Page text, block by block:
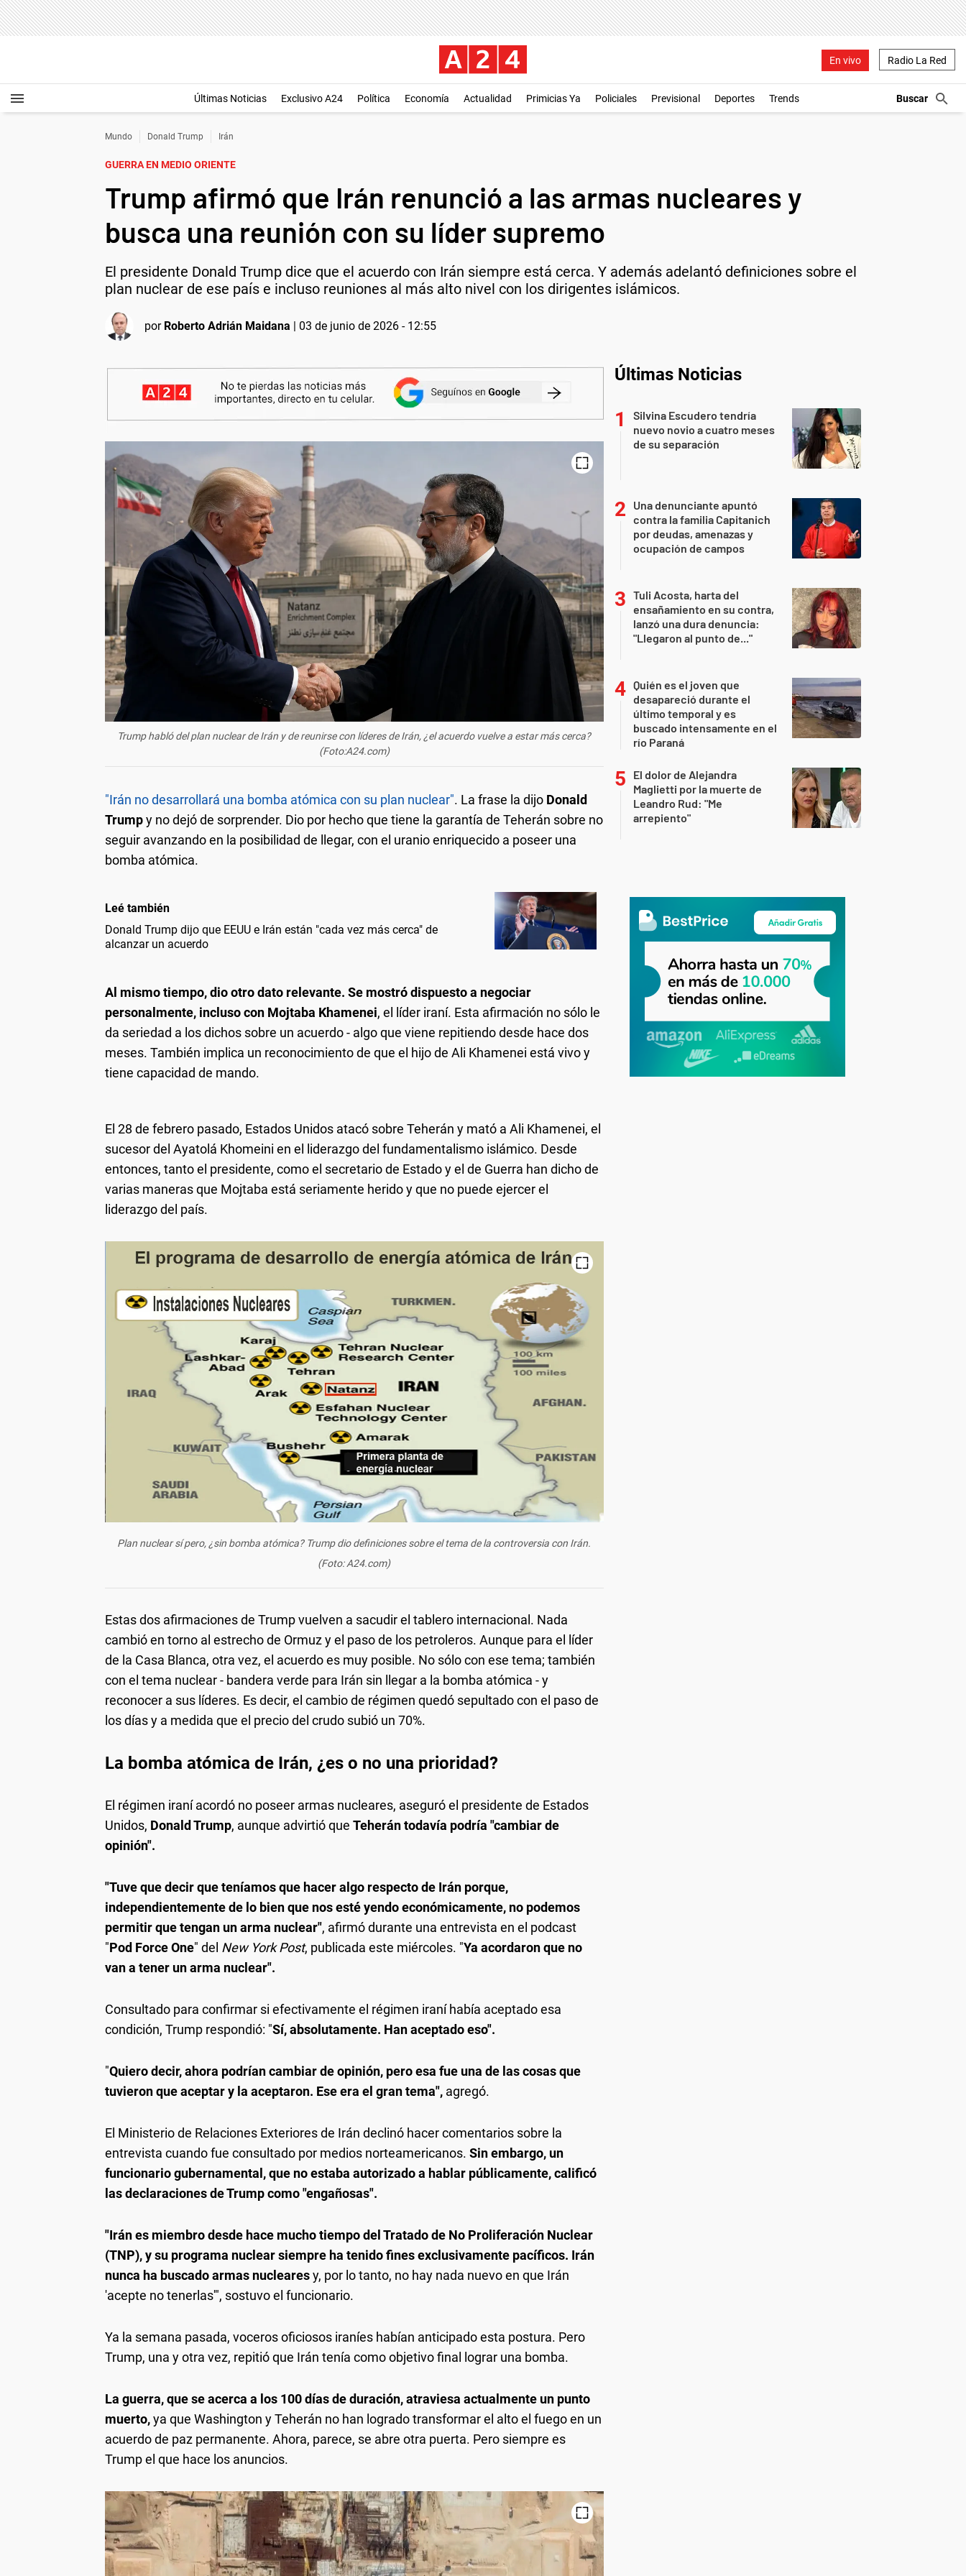
En vivo Radio La Red
Últimas Noticias Exclusivo A24 Política Economía Actualidad Primicias Ya Policiales Previsional Deportes Trends
Mundo Donald Trump Irán
GUERRA EN MEDIO ORIENTE
Trump afirmó que Irán renunció a las armas nucleares y
busca una reunión con su líder supremo
El presidente Donald Trump dice que el acuerdo con Irán siempre está cerca. Y además adelantó definiciones sobre el
plan nuclear de ese país e incluso reuniones al más alto nivel con los dirigentes islámicos.
por Roberto Adrián Maidana | 03 de junio de 2026 - 12:55
Trump habló del plan nuclear de Irán y de reunirse con líderes de Irán, ¿el acuerdo vuelve a estar más cerca?
(Foto:A24.com)
"Irán no desarrollará una bomba atómica con su plan nuclear". La frase la dijo Donald
Trumpy no dejó de sorprender. Dio por hecho que tiene la garantía de Teherán sobre no
seguir avanzando en la posibilidad de llegar, con el uranio enriquecido a poseer una
bomba atómica.
Leé también
Donald Trump dijo que EEUU e Irán están "cada vez más cerca" de
alcanzar un acuerdo
Al mismo tiempo, dio otro dato relevante. Se mostró dispuesto a negociar
personalmente, incluso con Mojtaba Khamenei, el líder iraní. Esta afirmación no sólo le
da seriedad a los dichos sobre un acuerdo - algo que viene repitiendo desde hace dos
meses. También implica un reconocimiento de que el hijo de Ali Khamenei está vivo y
tiene capacidad de mando.
El 28 de febrero pasado, Estados Unidos atacó sobre Teherán y mató a Ali Khamenei, el
sucesor del Ayatolá Khomeini en el liderazgo del fundamentalismo islámico. Desde
entonces, tanto el presidente, como el secretario de Estado y el de Guerra han dicho de
varias maneras que Mojtaba está seriamente herido y que no puede ejercer el
liderazgo del país.
Plan nuclear sí pero, ¿sin bomba atómica? Trump dio definiciones sobre el tema de la controversia con Irán.
(Foto: A24.com)
Estas dos afirmaciones de Trump vuelven a sacudir el tablero internacional. Nada
cambió en torno al estrecho de Ormuz y el paso de los petroleros. Aunque para el líder
de la Casa Blanca, otra vez, el acuerdo es muy posible. No sólo con ese tema; también
con el tema nuclear - bandera verde para Irán sin llegar a la bomba atómica - y
reconocer a sus líderes. Es decir, el cambio de régimen quedó sepultado con el paso de
los días y a medida que el precio del crudo subió un 70%.
La bomba atómica de Irán, ¿es o no una prioridad?
El régimen iraní acordó no poseer armas nucleares, aseguró el presidente de Estados
Unidos, Donald Trump, aunque advirtió que Teherán todavía podría "cambiar de
opinión".
"Tuve que decir que teníamos que hacer algo respecto de Irán porque,
independientemente de lo bien que nos esté yendo económicamente, no podemos
permitir que tengan un arma nuclear", afirmó durante una entrevista en el podcast
"Pod Force One" del New York Post, publicada este miércoles. "Ya acordaron que no
van a tener un arma nuclear".
Consultado para confirmar si efectivamente el régimen iraní había aceptado esa
condición, Trump respondió: "Sí, absolutamente. Han aceptado eso".
"Quiero decir, ahora podrían cambiar de opinión, pero esa fue una de las cosas que
tuvieron que aceptar y la aceptaron. Ese era el gran tema", agregó.
El Ministerio de Relaciones Exteriores de Irán declinó hacer comentarios sobre la
entrevista cuando fue consultado por medios norteamericanos. Sin embargo, un
funcionario gubernamental, que no estaba autorizado a hablar públicamente, calificó
las declaraciones de Trump como "engañosas".
"Irán es miembro desde hace mucho tiempo del Tratado de No Proliferación Nuclear
(TNP), y su programa nuclear siempre ha tenido fines exclusivamente pacíficos. Irán
nunca ha buscado armas nuclearesy, por lo tanto, no hay nada nuevo en que Irán
'acepte no tenerlas'", sostuvo el funcionario.
Ya la semana pasada, voceros oficiosos iraníes habían anticipado esta postura. Pero
Trump, una y otra vez, repitió que Irán tenía como objetivo final lograr una bomba.
La guerra, que se acerca a los 100 días de duración, atraviesa actualmente un punto
muerto,ya que Washington y Teherán no han logrado transformar el alto el fuego en un
acuerdo de paz permanente. Ahora, parece, se abre otra puerta. Pero siempre es
Trump el que hace los anuncios.
Últimas Noticias
Silvina Escudero tendría
nuevo novio a cuatro meses
de su separación
Una denunciante apuntó
contra la familia Capitanich
por deudas, amenazas y
ocupación de campos
Tuli Acosta, harta del
ensañamiento en su contra,
lanzó una dura denuncia:
"Llegaron al punto de..."
Quién es el joven que
desapareció durante el
último temporal y es
buscado intensamente en el
río Paraná
El dolor de Alejandra
Maglietti por la muerte de
Leandro Rud: "Me
arrepiento"